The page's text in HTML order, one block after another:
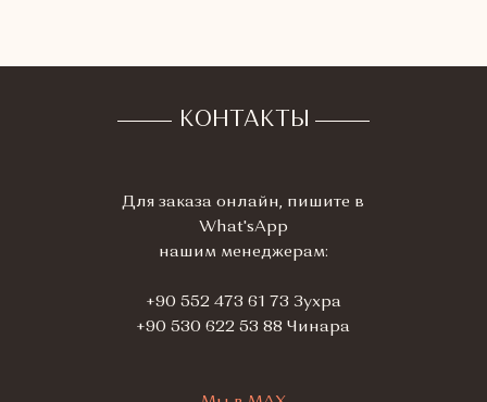
КОНТАКТЫ
Для заказа онлайн, пишите в
What'sApp
нашим менеджерам:
+90 552 473 61 73 Зухра
+90 530 622 53 88 Чинара